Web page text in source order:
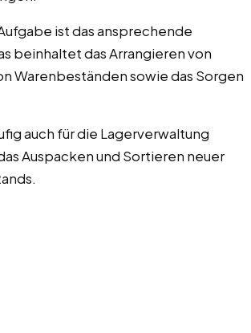
ist das ansprechende
beinhaltet das Arrangieren von
Warenbeständen sowie das Sorgen
auch für die Lagerverwaltung
Auspacken und Sortieren neuer